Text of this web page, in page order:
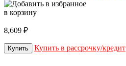
в корзину
8,609 ₽
Купить в рассрочку/кредит